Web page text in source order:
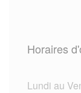
Horaires
Lundi au